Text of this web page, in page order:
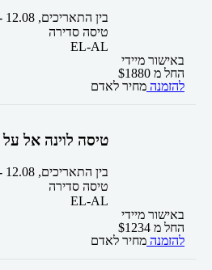
בין התאריכים,
טיסה סדירה
EL-AL
באישור מיידי
החל מ
$1880
להזמנה מחיר לאדם
טיסה לוינה אל על
בין התאריכים,
טיסה סדירה
EL-AL
באישור מיידי
החל מ
$1234
להזמנה מחיר לאדם